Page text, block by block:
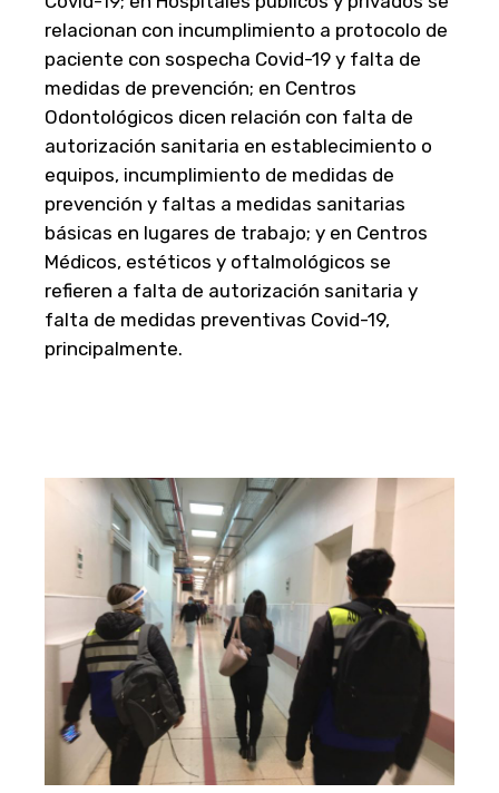
relacionan con incumplimiento a protocolo de
paciente con sospecha Covid-19 y falta de
medidas de prevención; en Centros
Odontológicos dicen relación con falta de
autorización sanitaria en establecimiento o
equipos, incumplimiento de medidas de
prevención y faltas a medidas sanitarias
básicas en lugares de trabajo; y en Centros
Médicos, estéticos y oftalmológicos se
refieren a falta de autorización sanitaria y
falta de medidas preventivas Covid-19,
principalmente.